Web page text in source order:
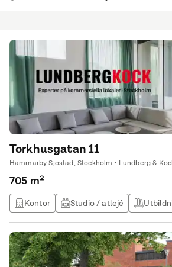
Torkhusgatan 11
Hammarby Sjöstad, Stockholm • Lundberg &
705 m²
Kontor Studio / atlejé
Produktionslokal